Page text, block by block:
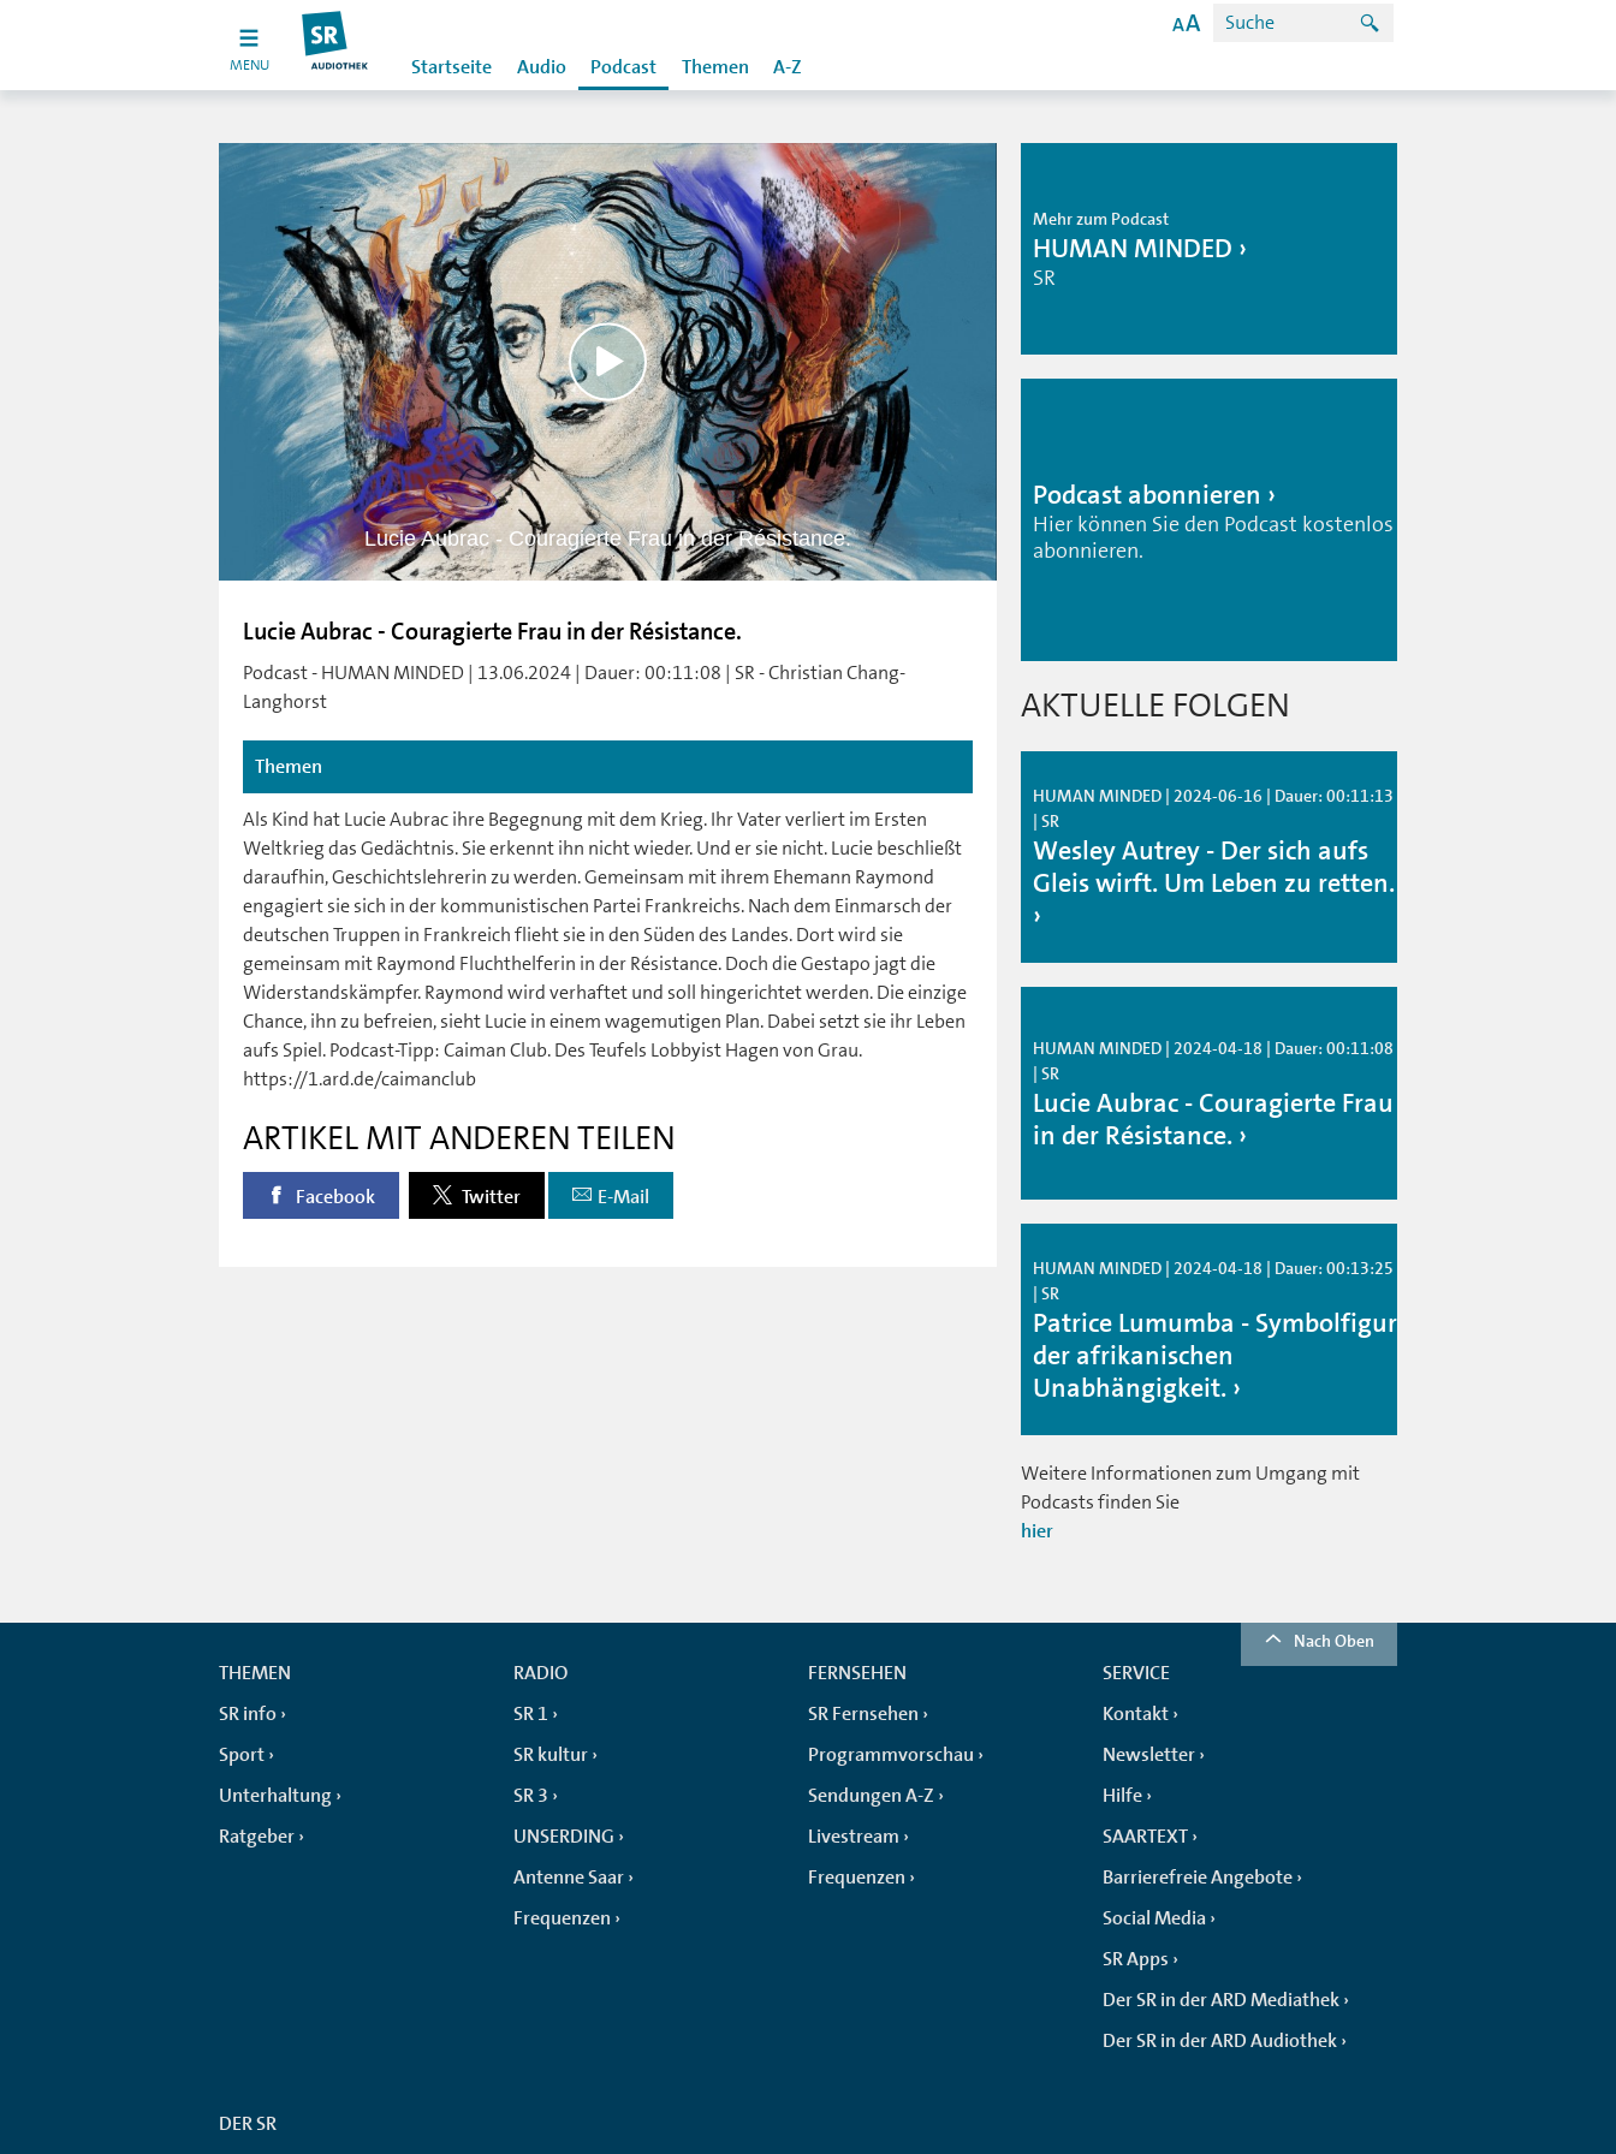
MENU Startseite Audio Podcast Themen A-Z
Lucie Aubrac - Couragierte Frau in der Résistance.
Lucie Aubrac - Couragierte Frau in der Résistance.
Podcast - HUMAN MINDED | 13.06.2024 | Dauer: 00:11:08 | SR - Christian Chang-
Langhorst
Themen
Als Kind hat Lucie Aubrac ihre Begegnung mit dem Krieg. Ihr Vater verliert im Ersten
Weltkrieg das Gedächtnis. Sie erkennt ihn nicht wieder. Und er sie nicht. Lucie beschließt
daraufhin, Geschichtslehrerin zu werden. Gemeinsam mit ihrem Ehemann Raymond
engagiert sie sich in der kommunistischen Partei Frankreichs. Nach dem Einmarsch der
deutschen Truppen in Frankreich flieht sie in den Süden des Landes. Dort wird sie
gemeinsam mit Raymond Fluchthelferin in der Résistance. Doch die Gestapo jagt die
Widerstandskämpfer. Raymond wird verhaftet und soll hingerichtet werden. Die einzige
Chance, ihn zu befreien, sieht Lucie in einem wagemutigen Plan. Dabei setzt sie ihr Leben
aufs Spiel. Podcast-Tipp: Caiman Club. Des Teufels Lobbyist Hagen von Grau.
https://1.ard.de/caimanclub
ARTIKEL MIT ANDEREN TEILEN
Facebook Twitter E-Mail
Mehr zum Podcast
HUMAN MINDED
SR
Podcast abonnieren
Hier können Sie den Podcast kostenlos
abonnieren.
AKTUELLE FOLGEN
HUMAN MINDED | 2024-06-16 | Dauer: 00:11:13
| SR
Wesley Autrey - Der sich aufs
Gleis wirft. Um Leben zu retten.
HUMAN MINDED | 2024-04-18 | Dauer: 00:11:08
| SR
Lucie Aubrac - Couragierte Frau
in der Résistance.
HUMAN MINDED | 2024-04-18 | Dauer: 00:13:25
| SR
Patrice Lumumba - Symbolfigur
der afrikanischen
Unabhängigkeit.
Weitere Informationen zum Umgang mit
Podcasts finden Sie
hier
Nach Oben
THEMEN
SR info
Sport
Unterhaltung
Ratgeber
RADIO
SR 1
SR kultur
SR 3
UNSERDING
Antenne Saar
Frequenzen
FERNSEHEN
SR Fernsehen
Programmvorschau
Sendungen A-Z
Livestream
Frequenzen
SERVICE
Kontakt
Newsletter
Hilfe
SAARTEXT
Barrierefreie Angebote
Social Media
SR Apps
Der SR in der ARD Mediathek
Der SR in der ARD Audiothek
DER SR